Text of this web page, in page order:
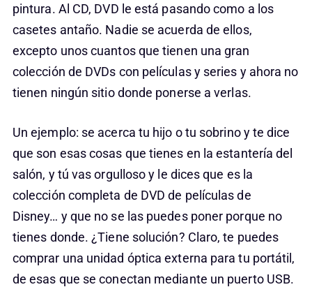
pintura. Al CD, DVD le está pasando como a los
casetes antaño. Nadie se acuerda de ellos,
excepto unos cuantos que tienen una gran
colección de DVDs con películas y series y ahora no
tienen ningún sitio donde ponerse a verlas.
Un ejemplo: se acerca tu hijo o tu sobrino y te dice
que son esas cosas que tienes en la estantería del
salón, y tú vas orgulloso y le dices que es la
colección completa de DVD de películas de
Disney… y que no se las puedes poner porque no
tienes donde. ¿Tiene solución? Claro, te puedes
comprar una unidad óptica externa para tu portátil,
de esas que se conectan mediante un puerto USB.